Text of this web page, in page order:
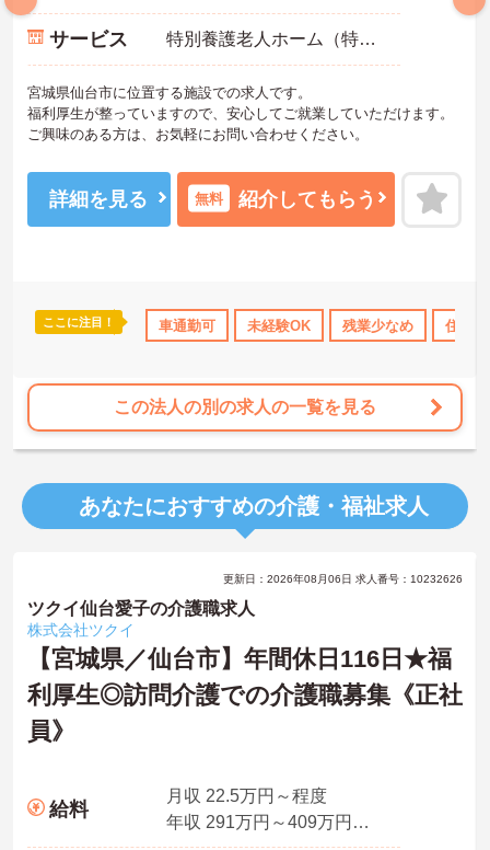
産休･育休･介護休暇取得実績あり ボーナス・賞与あり 交通費支給
サービス 特別養護老人ホーム（特養）
宮城県仙台市に位置する施設での求人です。
福利厚生が整っていますので、安心してご就業していただけます。
ご興味のある方は、お気軽にお問い合わせください。
詳細を見る 無料 紹介してもらう
ここに注目！ 車通勤可 未経験OK 残業少なめ 住宅
この法人の別の求人の一覧を見る
あなたにおすすめの介護・福祉求人
更新日：2026年08月06日 求人番号：10232626
ツクイ仙台愛子の介護職求人
株式会社ツクイ
【宮城県／仙台市】年間休日116日★福
利厚生◎訪問介護での介護職募集《正社
員》
給料
月収 22.5万円～程度
年収 291万円～409万円月給×12ヶ月＋賞与